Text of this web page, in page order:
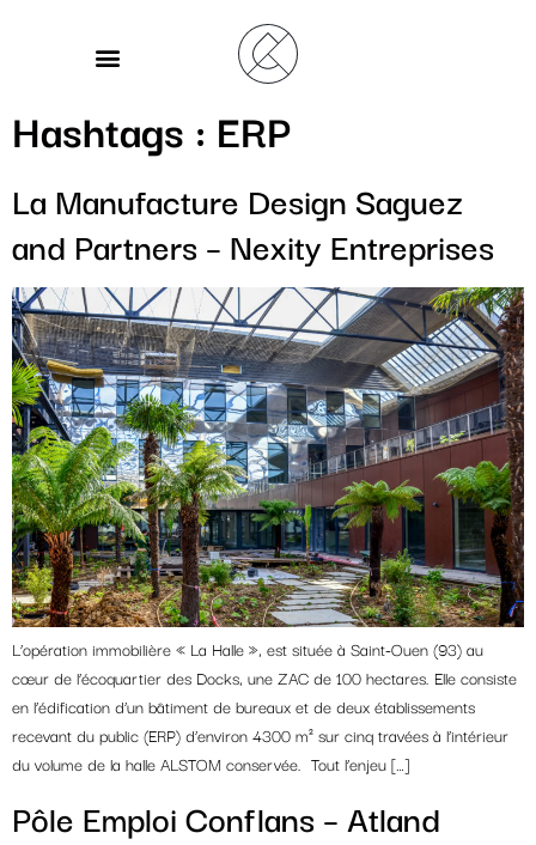
Hashtags : ERP
La Manufacture Design Saguez
and Partners – Nexity Entreprises
L’opération immobilière « La Halle », est située à Saint-Ouen (93) au
cœur de l’écoquartier des Docks, une ZAC de 100 hectares. Elle consiste
en l’édification d’un bâtiment de bureaux et de deux établissements
recevant du public (ERP) d’environ 4300 m² sur cinq travées à l’intérieur
du volume de la halle ALSTOM conservée. Tout l’enjeu […]
Pôle Emploi Conflans – Atland